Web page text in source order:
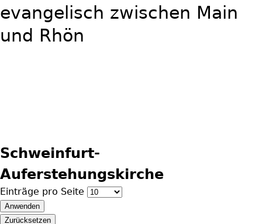
evangelisch zwischen Main
und Rhön
Schweinfurt-
Auferstehungskirche
Einträge pro Seite